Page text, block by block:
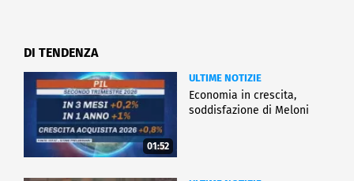
DI TENDENZA
01:52
ULTIME NOTIZIE
Economia in crescita,
soddisfazione di Meloni